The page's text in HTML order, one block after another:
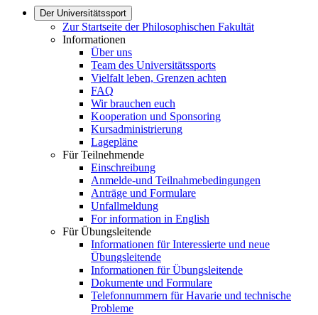
Der Universitätssport
Zur Startseite der Philosophischen Fakultät
Informationen
Über uns
Team des Universitätssports
Vielfalt leben, Grenzen achten
FAQ
Wir brauchen euch
Kooperation und Sponsoring
Kursadministrierung
Lagepläne
Für Teilnehmende
Einschreibung
Anmelde-und Teilnahmebedingungen
Anträge und Formulare
Unfallmeldung
For information in English
Für Übungsleitende
Informationen für Interessierte und neue
Übungsleitende
Informationen für Übungsleitende
Dokumente und Formulare
Telefonnummern für Havarie und technische
Probleme